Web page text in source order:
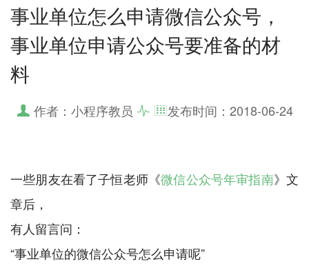
事业单位怎么申请微信公众号，
事业单位申请公众号要准备的材
料
作者：小程序教员 发布时间： 2018-06-24
一些朋友在看了子恒老师《微信公众号年审指南》文
章后，
有人留言问：
“事业单位的微信公众号怎么申请呢”